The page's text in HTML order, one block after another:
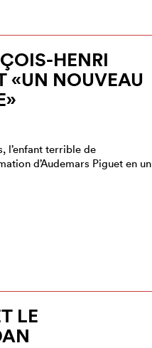
HENRI
«UN NOUVEAU
l’enfant terrible de
d’Audemars Piguet en un
LE